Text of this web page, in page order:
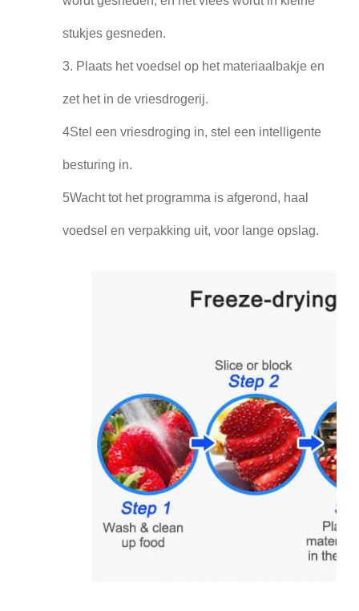
stukjes gesneden.
3. Plaats het voedsel op het materiaalbakje en
zet het in de vriesdrogerij.
4Stel een vriesdroging in, stel een intelligente
besturing in.
5Wacht tot het programma is afgerond, haal
voedsel en verpakking uit, voor lange opslag.